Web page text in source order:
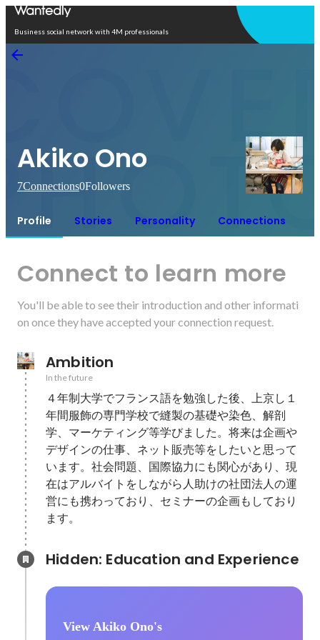
Business social network with 4M professionals
Akiko Ono
7Connections0Followers
Profile Stories Personality Connections
Connect to learn more
You'll be able to see their introduction and other informati
on once they have accepted your connection request.
Ambition
In the future
４年制大学でフランス語を勉強した後、上京し１
年間服飾の専門学校で縫製の基礎や染色、解剖
学、マーケティング等学びました。将来は企画や
デザインの仕事、ネット販売等をしたいと思って
います。社会問題、国際協力にも関心があり、現
在はアルバイトをしながら人助けの社団法人の運
営にも携わっており、セミナーの企画もしており
ます。
View Akiko Ono's